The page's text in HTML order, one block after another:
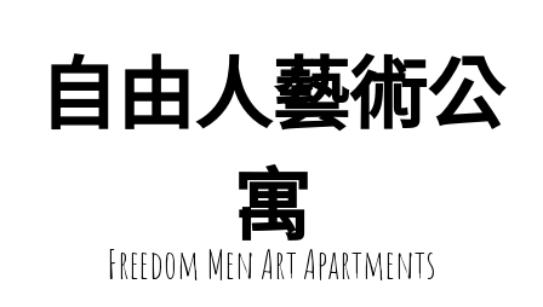
自由人藝術公
寓
Freedom Men Art Apartments